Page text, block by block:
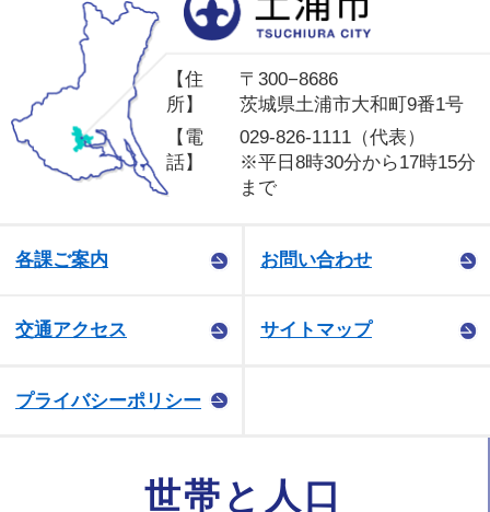
【住
所】
〒300−8686
茨城県土浦市大和町9番1号
【電
話】
029-826-1111（代表）
※平日8時30分から17時15分
まで
各課ご案内 お問い合わせ
交通アクセス サイトマップ
プライバシーポリシー